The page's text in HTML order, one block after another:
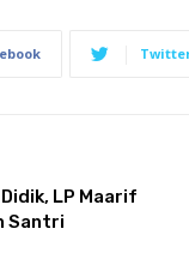
LP Maarif
Santri